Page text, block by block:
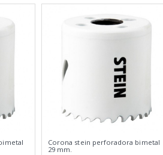
Corona stein perforadora bimetal
29 mm.